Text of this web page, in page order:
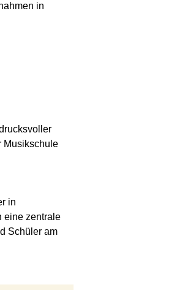
in
Musikschule
in
eine zentrale
Schüler am